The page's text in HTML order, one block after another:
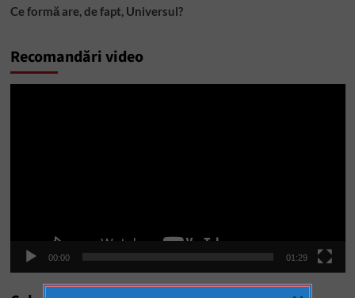
Ce formă are, de fapt, Universul?
Recomandări video
00:00 01:29